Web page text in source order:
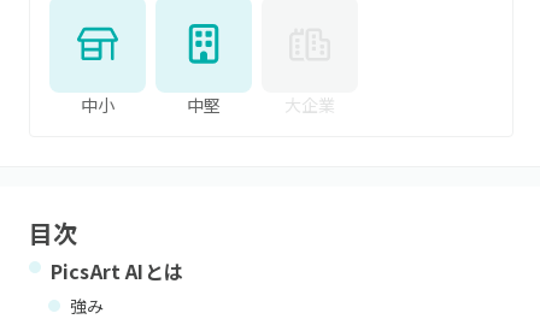
中小 中堅 大企業
目次
PicsArt AI とは
強み